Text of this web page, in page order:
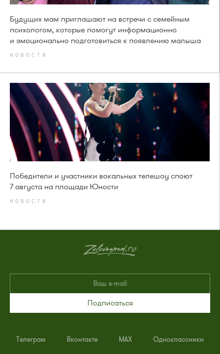
Будущих мам приглашают на встречи с семейным
психологом, которые помогут информационно
и эмоционально подготовиться к появлению малыша
НОВОСТИ
Победители и участники вокальных телешоу споют
7 августа на площади Юности
НОВОСТИ
Подписаться
Телеграм Вконтакте MAX Одноклассники